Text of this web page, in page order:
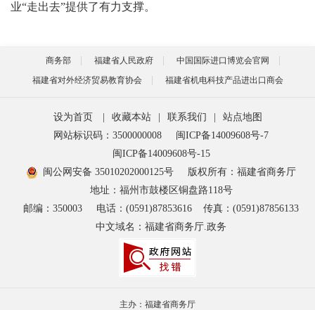
业“走出去”提供了有力支撑。
商务部 福建省人民政府
中国国际进口博览会官网
福建省对外经济贸易教育协会
福建省机电科技产品进出口商会
设为首页 收藏本站 联系我们
站点地图
网站标识码：3500000008
闽ICP备14009608号-7
闽ICP备14009608号-15
闽公网安备 35010202000125号
版权所有：福建省商务厅
地址：福州市鼓楼区铜盘路118号
邮编：350003
电话：(0591)87853616
传真：(0591)87856133
中文域名：福建省商务厅.政务
主办：福建省商务厅